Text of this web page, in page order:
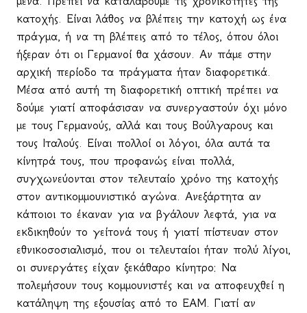
κατοχής. Είναι λάθος να βλέπεις την κατοχή ως ένα
πράγμα, ή να τη βλέπεις από το τέλος, όπου όλοι
ήξεραν ότι οι Γερμανοί θα χάσουν. Αν πάμε στην
αρχική περίοδο τα πράγματα ήταν διαφορετικά.
Μέσα από αυτή τη διαφορετική οπτική πρέπει να
δούμε γιατί αποφάσισαν να συνεργαστούν όχι μόνο
με τους Γερμανούς, αλλά και τους Βούλγαρους και
τους Ιταλούς. Είναι πολλοί οι λόγοι, όλα αυτά τα
κίνητρά τους, που προφανώς είναι πολλά,
συγχωνεύονται στον τελευταίο χρόνο της κατοχής
στον αντικομμουνιστικό αγώνα. Ανεξάρτητα αν
κάποιοι το έκαναν για να βγάλουν λεφτά, για να
εκδικηθούν το γείτονά τους ή γιατί πίστευαν στον
εθνικοσοσιαλισμό, που οι τελευταίοι ήταν πολύ λίγοι,
οι συνεργάτες είχαν ξεκάθαρο κίνητρο: Να
πολεμήσουν τους κομμουνιστές και να αποφευχθεί η
κατάληψη της εξουσίας από το ΕΑΜ. Γιατί αν